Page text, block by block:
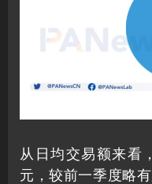
从日均交易额来看
元，较前一季度略